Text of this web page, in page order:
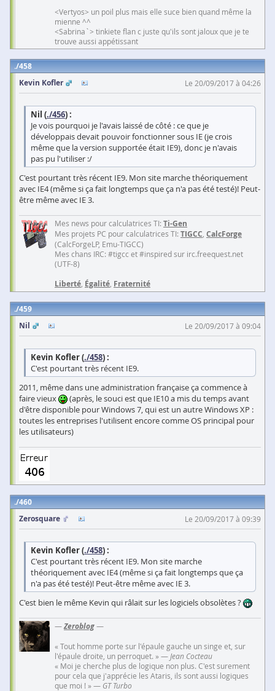
<Vertyos> un poil plus mais elle suce bien quand même la
mienne ^^
<Sabrina`> tinkiete flan c juste qu'ils sont jaloux que je te
trouve aussi appétissant
458
Kevin Kofler
Le 20/09/2017 à 04:26
Nil (./456) :
Je vois pourquoi je l'avais laissé de côté : ce que je
développais devait pouvoir fonctionner sous IE (je crois
même que la version supportée était IE9), donc je n'avais
pas pu l'utiliser :/
C'est pourtant très récent IE9. Mon site marche théoriquement
avec IE4 (même si ça fait longtemps que ça n'a pas été testé)! Peut-
être même avec IE 3.
Mes news pour calculatrices TI: Ti-Gen
Mes projets PC pour calculatrices TI: TIGCC CalcForge
(CalcForgeLP, Emu-TIGCC)
Mes chans IRC: #tigcc et #inspired sur irc.freequest.net
(UTF-8)
Liberté Égalité Fraternité
459
Nil
Le 20/09/2017 à 09:04
Kevin Kofler (./458) :
C'est pourtant très récent IE9.
2011, même dans une administration française ça commence à
faire vieux
(après, le souci est que IE10 a mis du temps avant
d'être disponible pour Windows 7, qui est un autre Windows XP :
toutes les entreprises l'utilisent encore comme OS principal pour
les utilisateurs)
460
Zerosquare
Le 20/09/2017 à 09:39
Kevin Kofler (./458) :
C'est pourtant très récent IE9. Mon site marche
théoriquement avec IE4 (même si ça fait longtemps que ça
n'a pas été testé)! Peut-être même avec IE 3.
C'est bien le même Kevin qui râlait sur les logiciels obsolètes ?
—Zeroblog—
« Tout homme porte sur l'épaule gauche un singe et, sur
l'épaule droite, un perroquet. » — Jean Cocteau
« Moi je cherche plus de logique non plus. C'est surement
pour cela que j'apprécie les Ataris, ils sont aussi logiques
que moi ! » — GT Turbo